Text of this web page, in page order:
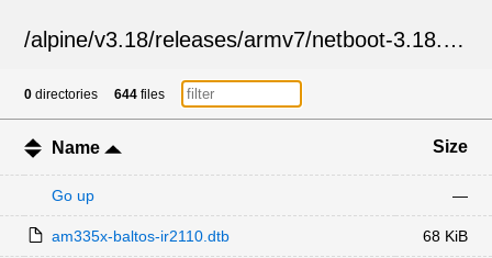
/alpine/v3.18/releases/armv7/netboot-3.18.10
0 directories 644 files
Name Size
Go up —
am335x-baltos-ir2110.dtb 68 KiB